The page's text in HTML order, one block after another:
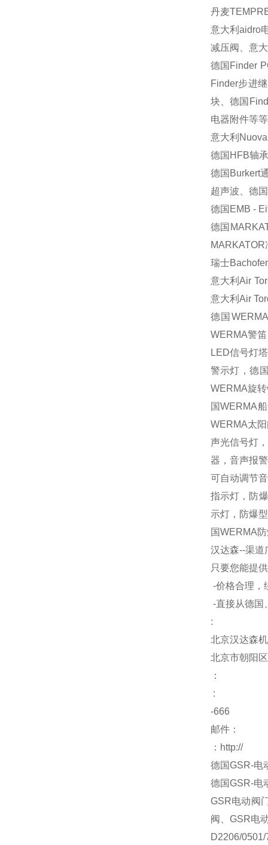
丹麦
意大利aidro
减压阀、意
德国 Finder
Finder步进
块、德国
电器附件等等
意大利
德国 HFB轴承
德国 Burkert
超声波、德国
德国 EMB -
德国
MARKATOR
瑞士
意大利Air
意大利 Air
德国 WERMA
WERMA警
LED信号灯
警示灯，德
WERMA旋
国WERMA
WERMA太
声光信号灯
器，音声报
可自动调节
指示灯，防爆
示灯，防爆
国WERMA
汉达森--渠道
只要您能提
-价格合理，
-直接从德国
:
北京汉达森
北京市朝阳
：
:
-666
邮件：
： http://
德国GSR-电
德国GSR-电
GSR电动阀
阀、GSR电
D2206/